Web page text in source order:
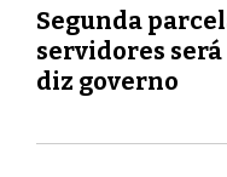
Segunda
servidores
diz governo